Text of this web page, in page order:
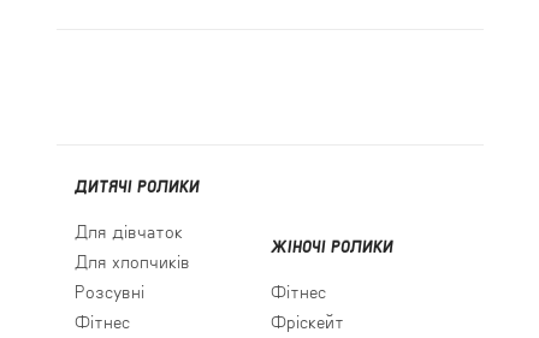
ДИТЯЧІ РОЛИКИ
Для дівчаток
Для хлопчиків
Розсувні
Фітнес
ЖІНОЧІ РОЛИКИ
Фітнес
Фріскейт